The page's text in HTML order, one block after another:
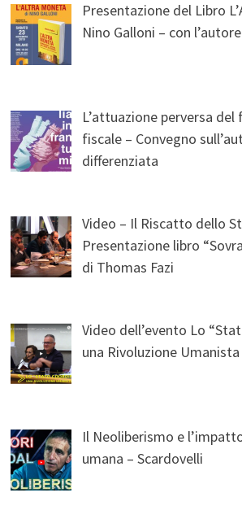
Presentazione del Libro
Nino Galloni – con l’autore
L’attuazione perversa
fiscale – Convegno
differenziata
Video – Il Riscatto dello
Presentazione libro
di Thomas Fazi
Video dell’evento Lo
una Rivoluzione Umanista
Il Neoliberismo e
umana – Scardovelli